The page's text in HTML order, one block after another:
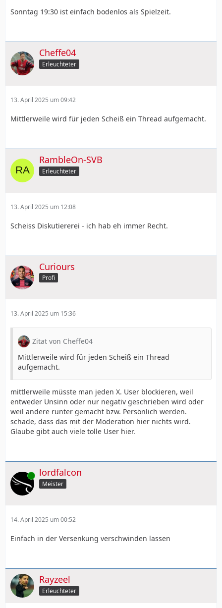
Sonntag 19:30 ist einfach bodenlos als Spielzeit.
Cheffe04
Erleuchteter
13. April 2025 um 09:42
Mittlerweile wird für jeden Scheiß ein Thread aufgemacht.
RambleOn-SVB
Erleuchteter
13. April 2025 um 12:08
Scheiss Diskutiererei - ich hab eh immer Recht.
Curiours
Profi
13. April 2025 um 15:36
Zitat von Cheffe04
Mittlerweile wird für jeden Scheiß ein Thread
aufgemacht.
mittlerweile müsste man jeden X. User blockieren, weil
entweder Unsinn oder nur negativ geschrieben wird oder
weil andere runter gemacht bzw. Persönlich werden.
schade, dass das mit der Moderation hier nichts wird.
Glaube gibt auch viele tolle User hier.
Online lordfalcon
Meister
14. April 2025 um 00:52
Einfach in der Versenkung verschwinden lassen
Rayzeel
Erleuchteter